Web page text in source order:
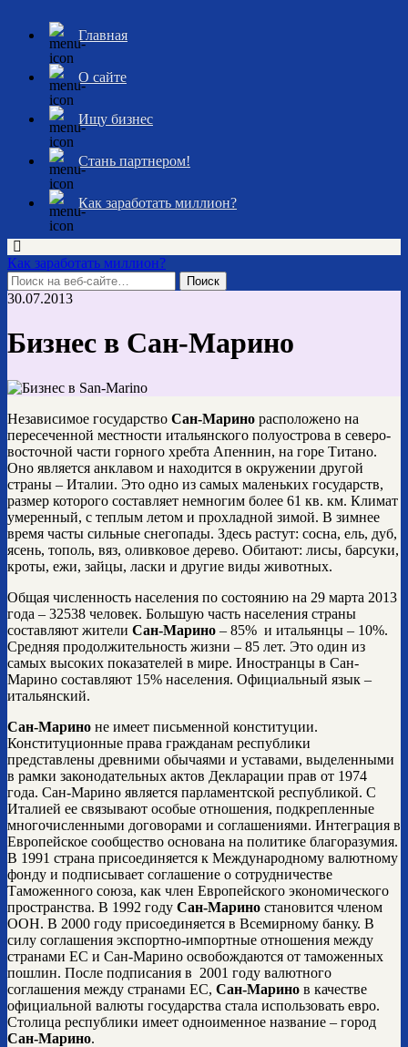
Главная
О сайте
Ищу бизнес
Стань партнером!
Как заработать миллион?
Как заработать миллион?
30.07.2013
Бизнес в Сан-Марино
Независимое государство Сан-Марино расположено на
пересеченной местности итальянского полуострова в северо-
восточной части горного хребта Апеннин, на горе Титано.
Оно является анклавом и находится в окружении другой
страны – Италии. Это одно из самых маленьких государств,
размер которого составляет немногим более 61 кв. км. Климат
умеренный, с теплым летом и прохладной зимой. В зимнее
время часты сильные снегопады. Здесь растут: сосна, ель, дуб,
ясень, тополь, вяз, оливковое дерево. Обитают: лисы, барсуки,
кроты, ежи, зайцы, ласки и другие виды животных.
Общая численность населения по состоянию на 29 марта 2013
года – 32538 человек. Большую часть населения страны
составляют жители Сан-Марино – 85% и итальянцы – 10%.
Средняя продолжительность жизни – 85 лет. Это один из
самых высоких показателей в мире. Иностранцы в Сан-
Марино составляют 15% населения. Официальный язык –
итальянский.
Сан-Марино не имеет письменной конституции.
Конституционные права гражданам республики
представлены древними обычаями и уставами, выделенными
в рамки законодательных актов Декларации прав от 1974
года. Сан-Марино является парламентской республикой. С
Италией ее связывают особые отношения, подкрепленные
многочисленными договорами и соглашениями. Интеграция в
Европейское сообщество основана на политике благоразумия.
В 1991 страна присоединяется к Международному валютному
фонду и подписывает соглашение о сотрудничестве
Таможенного союза, как член Европейского экономического
пространства. В 1992 году Сан-Марино становится членом
ООН. В 2000 году присоединяется в Всемирному банку. В
силу соглашения экспортно-импортные отношения между
странами ЕС и Сан-Марино освобождаются от таможенных
пошлин. После подписания в 2001 году валютного
соглашения между странами ЕС, Сан-Марино в качестве
официальной валюты государства стала использовать евро.
Столица республики имеет одноименное название – город
Сан-Марино.